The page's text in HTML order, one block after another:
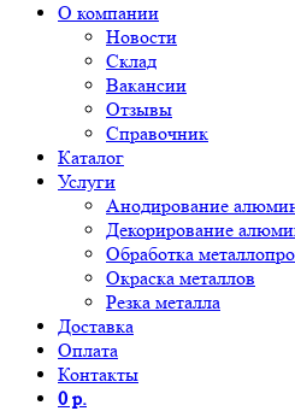
О компании
Новости
Склад
Вакансии
Отзывы
Справочник
Каталог
Услуги
Анодирование
Декорирование
Обработка
Окраска металлов
Резка металла
Доставка
Оплата
Контакты
0 р.